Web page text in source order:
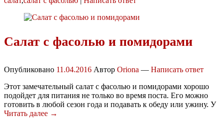
Салат с фасолью и помидорами
Опубликовано 11.04.2016 Автор Oriona — Написать ответ
Этот замечательный салат с фасолью и помидорами хорошо
подойдет для питания не только во время поста. Его можно
готовить в любой сезон года и подавать к обеду или ужину. У
Читать далее →